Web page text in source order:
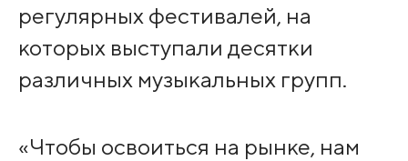
регулярных фестивалей, на
которых выступали десятки
различных музыкальных групп.
«Чтобы освоиться на рынке, нам